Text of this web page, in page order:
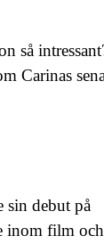
så
Carinas
sin debut på
inom film och